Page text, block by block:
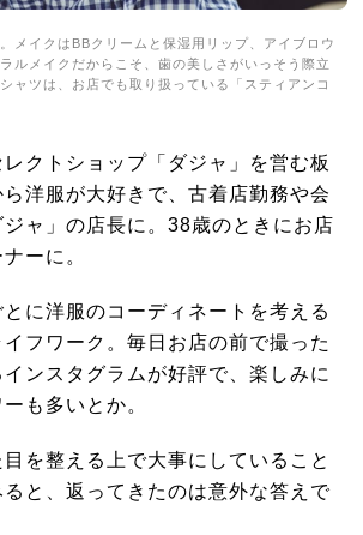
メイクはBBクリームと保湿用リップ、アイブロウ
ルメイクだからこそ、歯の美しさがいっそう際立
ャツは、お店でも取り扱っている「スティアンコ
クトショップ「ダジャ」を営む板
洋服が大好きで、古着店勤務や会
ャ」の店長に。38歳のときにお店
ーに。
に洋服のコーディネートを考える
フワーク。毎日お店の前で撮った
ンスタグラムが好評で、楽しみに
も多いとか。
を整える上で大事にしていること
と、返ってきたのは意外な答えで